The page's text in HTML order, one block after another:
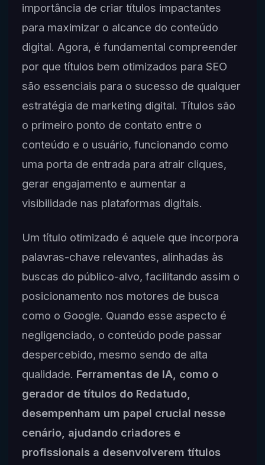
importância de criar títulos impactantes
para maximizar o alcance do conteúdo
digital. Agora, é fundamental compreender
por que títulos bem otimizados para SEO
são essenciais para o sucesso de qualquer
estratégia de marketing digital. Títulos são
o primeiro ponto de contato entre o
conteúdo e o usuário, funcionando como
uma porta de entrada para atrair cliques,
gerar engajamento e aumentar a
visibilidade nas plataformas digitais.
Um título otimizado é aquele que incorpora
palavras-chave relevantes, alinhadas às
buscas do público-alvo, facilitando assim o
posicionamento nos motores de busca
como o Google. Quando esse aspecto é
negligenciado, o conteúdo pode passar
despercebido, mesmo sendo de alta
qualidade. Ferramentas de IA, como o
gerador de títulos do Redatudo,
desempenham um papel crucial nesse
cenário, ajudando criadores e
profissionais a desenvolverem títulos